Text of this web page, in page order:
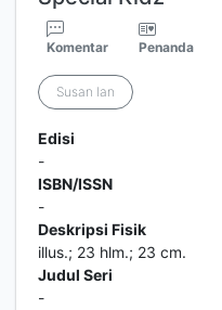
Komentar Penanda
Susan Ian
Edisi
-
ISBN/ISSN
-
Deskripsi Fisik
illus.; 23 hlm.; 23 cm.
Judul Seri
-